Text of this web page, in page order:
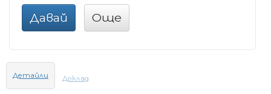
Давай Още
Детайли Доклад